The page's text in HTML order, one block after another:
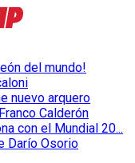
del mundo!
nuevo arquero
Calderón
con el Mundial 20...
Darío Osorio